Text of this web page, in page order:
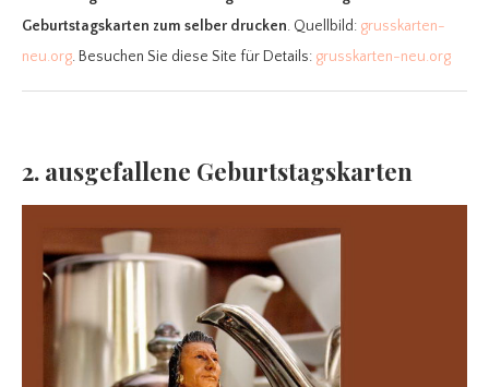
Geburtstagskarten zum selber drucken. Quellbild: grusskarten-
neu.org. Besuchen Sie diese Site für Details: grusskarten-neu.org
2. ausgefallene Geburtstagskarten